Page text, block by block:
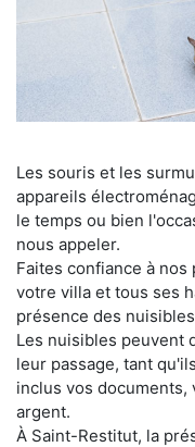
Les souris et les
appareils
le temps ou bien
nous appeler.
Faites confiance à
votre villa et tous ses
présence des
Les nuisibles peuvent
leur passage, tant
inclus vos
argent.
À Saint-Restitut, la